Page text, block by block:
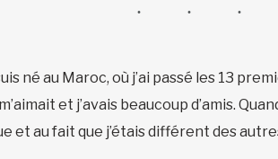
né au Maroc, où j’ai passé les 13
et j’avais beaucoup d’amis.
et au fait que j’étais différent des